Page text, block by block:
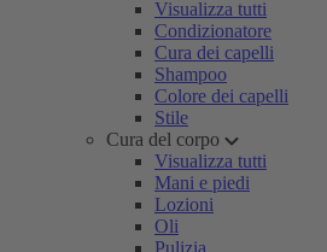
Visualizza tutti
Condizionatore
Cura dei capelli
Shampoo
Colore dei capelli
Stile
Cura del corpo
Visualizza tutti
Mani e piedi
Lozioni
Oli
Pulizia